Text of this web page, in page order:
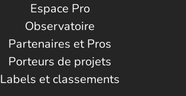
Espace Pro
Observatoire
Partenaires et Pros
Porteurs de projets
Labels et classements